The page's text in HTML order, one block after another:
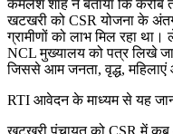
कमलेश शाह ने बताया कि करीब
खटखरी को CSR योजना के
ग्रामीणों को लाभ मिल रहा था।
NCL मुख्यालय को पत्र लिखे
जिससे आम जनता, वृद्ध, महिलाएं
RTI आवेदन के माध्यम से यह